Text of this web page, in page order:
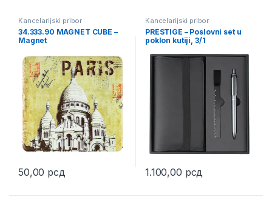
Kancelarijski pribor
34.333.90 MAGNET CUBE –
Magnet
50,00 рсд
Kancelarijski pribor
PRESTIGE – Poslovni set u
poklon kutiji, 3/1
1.100,00 рсд
This product has multiple